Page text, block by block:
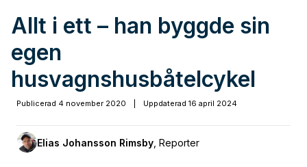
Allt i ett – han byggde sin
egen
husvagnshusbåtelcykel
Publicerad 4 november 2020 Uppdaterad 16 april 2024
Elias Johansson Rimsby Reporter